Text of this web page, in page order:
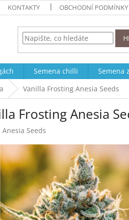
KONTAKTY OBCHODNÍ PODMÍNKY
Semena chilli Semena
Vanilla Frosting Anesia Seeds
Frosting Anesia
Anesia Seeds